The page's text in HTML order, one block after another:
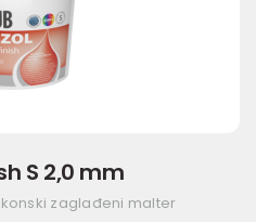
S 2,0 mm
zaglađeni malter